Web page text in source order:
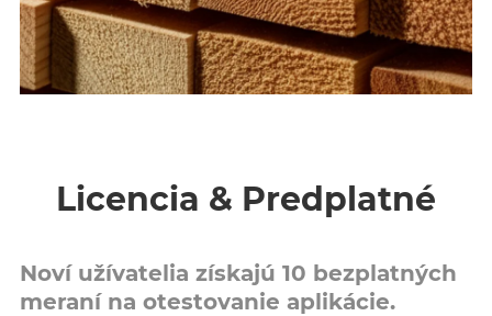
Licencia & Predplatné
Noví užívatelia získajú 10 bezplatných
meraní na otestovanie aplikácie.